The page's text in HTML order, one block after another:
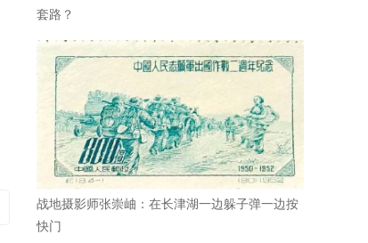
套路？
战地摄影师张崇岫：在长津湖一边躲子弹一边按
快门